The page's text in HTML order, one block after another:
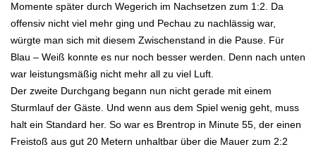
Momente später durch Wegerich im Nachsetzen zum 1:2. Da
offensiv nicht viel mehr ging und Pechau zu nachlässig war,
würgte man sich mit diesem Zwischenstand in die Pause. Für
Blau – Weiß konnte es nur noch besser werden. Denn nach unten
war leistungsmäßig nicht mehr all zu viel Luft.
Der zweite Durchgang begann nun nicht gerade mit einem
Sturmlauf der Gäste. Und wenn aus dem Spiel wenig geht, muss
halt ein Standard her. So war es Brentrop in Minute 55, der einen
Freistoß aus gut 20 Metern unhaltbar über die Mauer zum 2:2